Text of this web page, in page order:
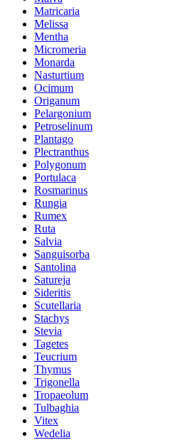
Matricaria
Melissa
Mentha
Micromeria
Monarda
Nasturtium
Ocimum
Origanum
Pelargonium
Petroselinum
Plantago
Plectranthus
Polygonum
Portulaca
Rosmarinus
Rungia
Rumex
Ruta
Salvia
Sanguisorba
Santolina
Satureja
Sideritis
Scutellaria
Stachys
Stevia
Tagetes
Teucrium
Thymus
Trigonella
Tropaeolum
Tulbaghia
Vitex
Wedelia